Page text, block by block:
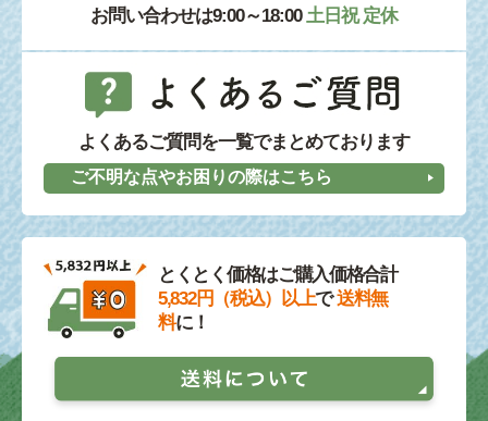
お問い合わせは9:00～18:00 土日祝 定休
よくあるご質問を一覧でまとめております
ご不明な点やお困りの際はこちら
とくとく価格はご購入価格合計
5,832円（税込）以上で送料無
料に！